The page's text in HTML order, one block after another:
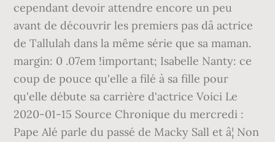
cependant devoir attendre encore un peu
avant de découvrir les premiers pas dâ actrice
de Tallulah dans la même série que sa maman.
margin: 0 .07em !important; Isabelle Nanty: ce
coup de pouce qu'elle a filé à sa fille pour
qu'elle débute sa carrière d'actrice Voici Le
2020-01-15 Source Chronique du mercredi :
Pape Alé parle du passé de Macky Sall et â¦ Non